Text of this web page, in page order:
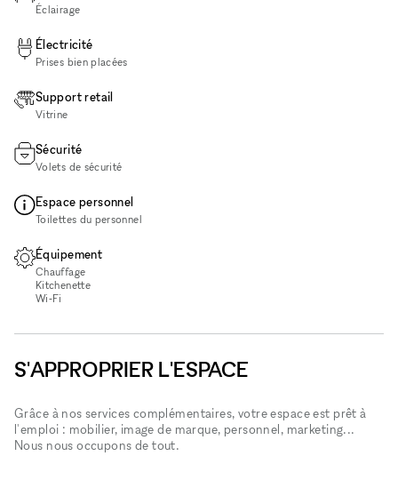
Éclairage
Électricité
Prises bien placées
Support retail
Vitrine
Sécurité
Volets de sécurité
Espace personnel
Toilettes du personnel
Équipement
Chauffage
Kitchenette
Wi‑Fi
S'APPROPRIER L'ESPACE
Grâce à nos services complémentaires, votre espace est prêt à
l'emploi : mobilier, image de marque, personnel, marketing...
Nous nous occupons de tout.